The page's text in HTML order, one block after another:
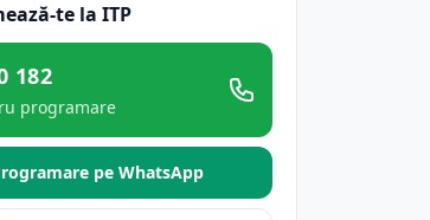
te la ITP
182
programare
pe WhatsApp